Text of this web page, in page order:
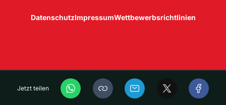
Jetzt teilen
DatenschutzImpressumWettbewerbsrichtlinien